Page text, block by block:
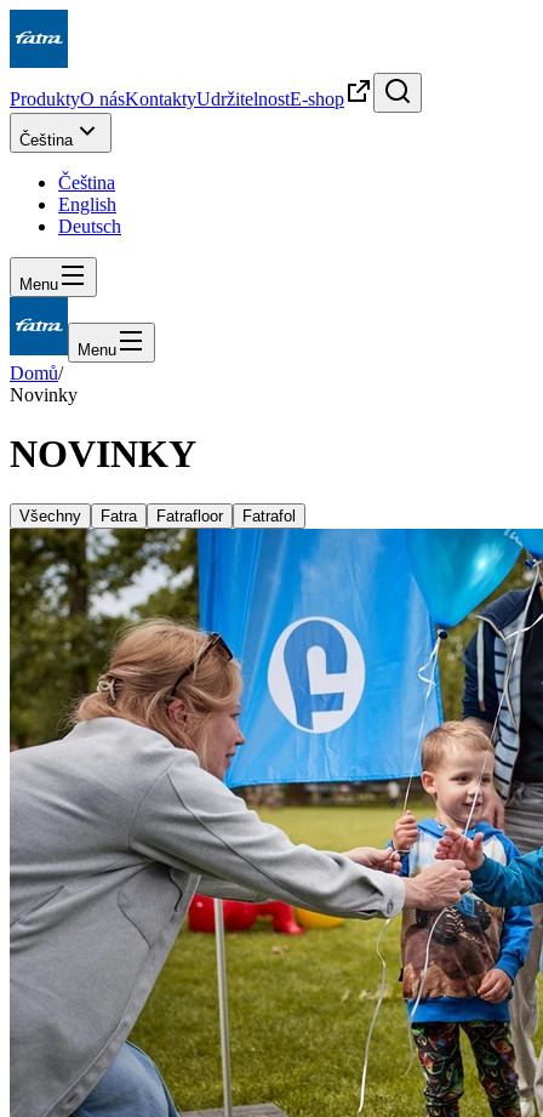
ProduktyO násKontaktyUdržitelnostE-shop
Čeština
Čeština
English
Deutsch
Menu
Menu
Domů/
Novinky
NOVINKY
Všechny Fatra Fatrafloor Fatrafol